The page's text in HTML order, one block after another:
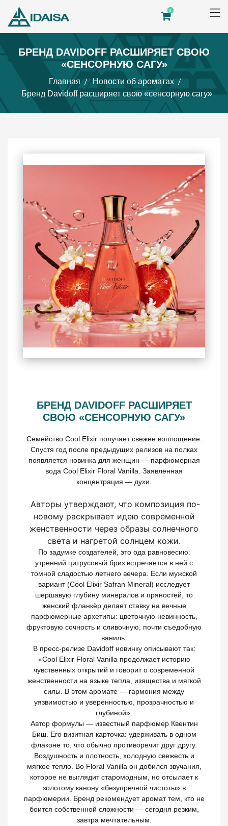
0
БРЕНД DAVIDOFF РАСШИРЯЕТ СВОЮ
«СЕНСОРНУЮ САГУ»
Главная
Новости об ароматах
Бренд Davidoff расширяет свою «сенсорную сагу»
БРЕНД DAVIDOFF РАСШИРЯЕТ
СВОЮ «СЕНСОРНУЮ САГУ»
Cемейство Cool Elixir получает свежее воплощение.
Спустя год после предыдущих релизов на полках
появляется новинка для женщин — парфюмерная
вода Cool Elixir Floral Vanilla. Заявленная
концентрация — духи.
Авторы утверждают, что композиция по-
новому раскрывает идею современной
женственности через образы солнечного
света и нагретой солнцем кожи.
По задумке создателей, это ода равновесию:
утренний цитрусовый бриз встречается в ней с
томной сладостью летнего вечера. Если мужской
вариант (Cool Elixir Safran Mineral) исследует
шершавую глубину минералов и пряностей, то
женский фланкёр делает ставку на вечные
парфюмерные архетипы: цветочную невинность,
фруктовую сочность и сливочную, почти съедобную
ваниль.
В пресс-релизе Davidoff новинку описывают так:
«Cool Elixir Floral Vanilla продолжает историю
чувственных открытий и говорит о современной
женственности на языке тепла, изящества и мягкой
силы. В этом аромате — гармония между
уязвимостью и уверенностью, прозрачностью и
глубиной».
Автор формулы — известный парфюмер Квентин
Биш. Его визитная карточка: удерживать в одном
флаконе то, что обычно противоречит друг другу.
Воздушность и плотность, холодную свежесть и
мягкое тепло. Во Floral Vanilla он добился звучания,
которое не выглядит старомодным, но отсылает к
золотому канону «безупречной чистоты» в
парфюмерии. Бренд рекомендует аромат тем, кто не
боится собственной сложности — сегодня резким,
завтра мечтательным.